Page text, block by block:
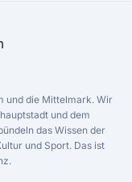
und die Mittelmark. Wir
und dem
das Wissen der
und Sport. Das ist